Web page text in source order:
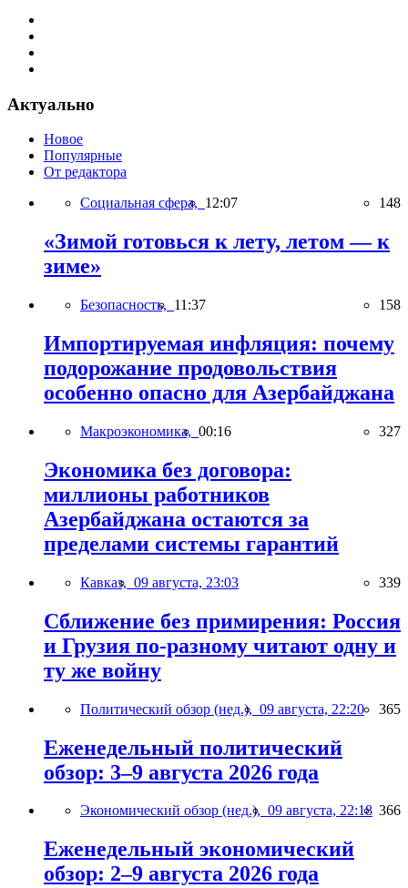
Актуально
Новое
Популярные
От редактора
Социальная сфера, 12:07 148
«Зимой готовься к лету, летом — к
зиме»
Безопасность, 11:37 158
Импортируемая инфляция: почему
подорожание продовольствия
особенно опасно для Азербайджана
Макроэкономика, 00:16 327
Экономика без договора:
миллионы работников
Азербайджана остаются за
пределами системы гарантий
Кавказ, 09 августа, 23:03 339
Сближение без примирения: Россия
и Грузия по-разному читают одну и
ту же войну
Политический обзор (нед.), 09 августа, 22:20 365
Еженедельный политический
обзор: 3–9 августа 2026 года
Экономический обзор (нед.), 09 августа, 22:18 366
Еженедельный экономический
обзор: 2–9 августа 2026 года